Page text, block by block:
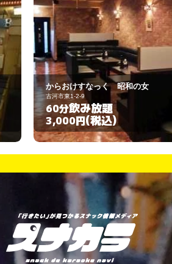
りずな
古河市女沼870-7
90分飲み放題
3,000円(税込)